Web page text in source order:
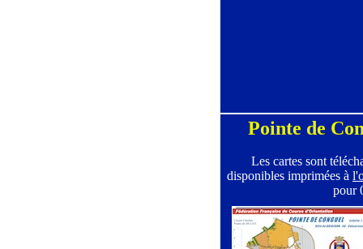
Pointe de
Les cartes sont
disponibles imprimées à
pour